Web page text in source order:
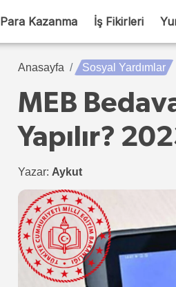
Para Kazanma İş Fikirleri
Anasayfa Sosyal Yardımlar
MEB
Yapılır?
Yazar: Aykut